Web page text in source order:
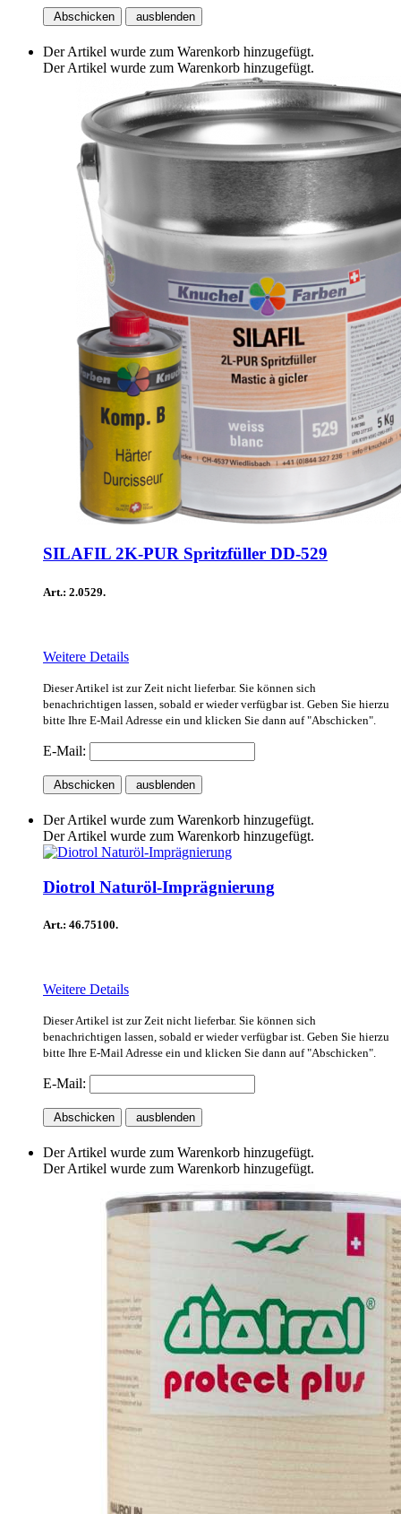
Abschicken ausblenden
Der Artikel wurde zum Warenkorb hinzugefügt.
Der Artikel wurde zum Warenkorb hinzugefügt.
SILAFIL 2K-PUR Spritzfüller DD-529
Art.: 2.0529.
Weitere Details
Dieser Artikel ist zur Zeit nicht lieferbar. Sie können sich
benachrichtigen lassen, sobald er wieder verfügbar ist. Geben Sie hierzu
bitte Ihre E-Mail Adresse ein und klicken Sie dann auf "Abschicken".
E-Mail:
Abschicken ausblenden
Der Artikel wurde zum Warenkorb hinzugefügt.
Der Artikel wurde zum Warenkorb hinzugefügt.
Diotrol Naturöl-Imprägnierung
Art.: 46.75100.
Weitere Details
Dieser Artikel ist zur Zeit nicht lieferbar. Sie können sich
benachrichtigen lassen, sobald er wieder verfügbar ist. Geben Sie hierzu
bitte Ihre E-Mail Adresse ein und klicken Sie dann auf "Abschicken".
E-Mail:
Abschicken ausblenden
Der Artikel wurde zum Warenkorb hinzugefügt.
Der Artikel wurde zum Warenkorb hinzugefügt.